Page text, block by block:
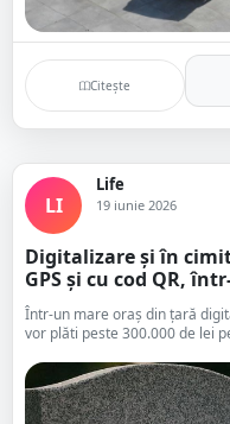
Citește
LI
Life
19 iunie 2026
Digitalizare și în
GPS și cu cod QR,
Într-un mare oraș din țară
vor plăti peste 300.000 de lei